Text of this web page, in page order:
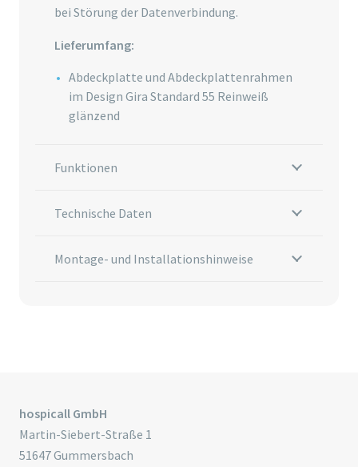
bei Störung der Datenverbindung.
Lieferumfang:
Abdeckplatte und Abdeckplattenrahmen
im Design Gira Standard 55 Reinweiß
glänzend
Funktionen
Technische Daten
Montage- und Installationshinweise
hospicall GmbH
Martin-Siebert-Straße 1
51647 Gummersbach